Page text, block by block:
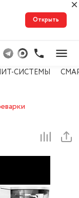
Открыть
СИСТЕМЫ